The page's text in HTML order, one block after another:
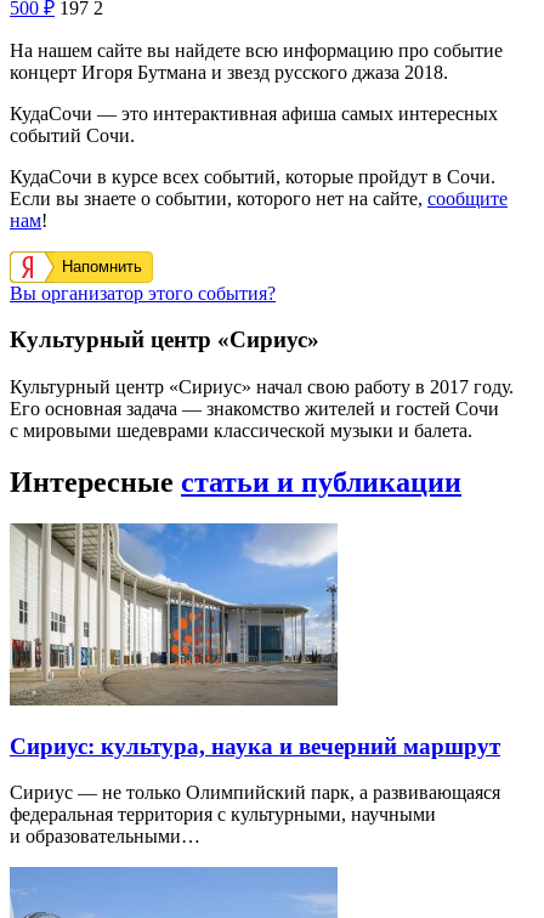
500 ₽ 197 2
На нашем сайте вы найдете всю информацию про событие
концерт Игоря Бутмана и звезд русского джаза 2018.
КудаСочи — это интерактивная афиша самых интересных
событий Сочи.
КудаСочи в курсе всех событий, которые пройдут в Сочи.
Если вы знаете о событии, которого нет на сайте, сообщите
нам!
Напомнить
Вы организатор этого события?
Культурный центр «Сириус»
Культурный центр «Сириус» начал свою работу в 2017 году.
Его основная задача — знакомство жителей и гостей Сочи
с мировыми шедеврами классической музыки и балета.
Интересные статьи и публикации
Сириус: культура, наука и вечерний маршрут
Сириус — не только Олимпийский парк, а развивающаяся
федеральная территория с культурными, научными
и образовательными…